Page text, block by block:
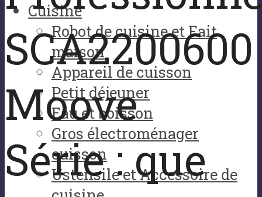
Cuisine
Robot de cuisine et Fait
maison
Appareil de cuisson
Petit déjeuner
Eau et boisson
Gros électroménager
cuisson
Ustensile et Accessoire de
SCA2200600
Moove
Série : que